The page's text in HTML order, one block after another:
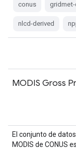
conus gridmet-
nlcd-derived
MODIS Gross
El conjunto de
MODIS de CONUS